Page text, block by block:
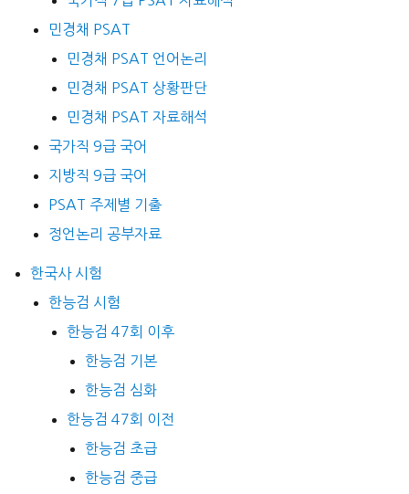
민경채 PSAT
민경채 PSAT 언어논리
민경채 PSAT 상황판단
민경채 PSAT 자료해석
국가직 9급 국어
지방직 9급 국어
PSAT 주제별 기출
정언논리 공부자료
한국사 시험
한능검 시험
한능검 47회 이후
한능검 기본
한능검 심화
한능검 47회 이전
한능검 초급
한능검 중급